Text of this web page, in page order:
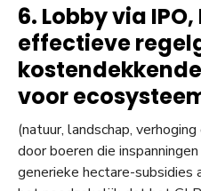
6. Lobby via IPO,
effectieve
voor
(natuur, landschap,
door boeren die
generieke hectare-subsidies